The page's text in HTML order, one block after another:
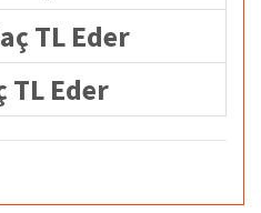
TL Eder
TL Eder